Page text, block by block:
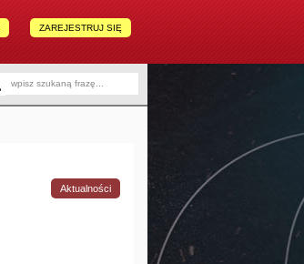
ZAREJESTRUJ SIĘ
Aktualności